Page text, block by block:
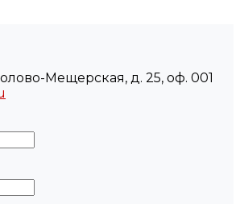
Мещерская, д. 25, оф. 001